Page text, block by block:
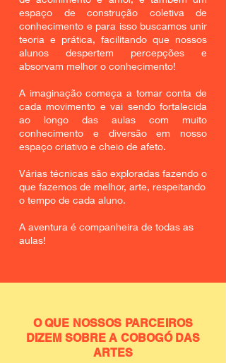
espaço de construção coletiva de
conhecimento e para isso buscamos unir
teoria e prática, facilitando que nossos
alunos despertem percepções e
absorvam melhor o conhecimento!
A imaginação começa a tomar conta de
cada movimento e vai sendo fortalecida
ao longo das aulas com muito
conhecimento e diversão em nosso
espaço criativo e cheio de afeto.
​Várias técnicas são exploradas fazendo o
que fazemos de melhor, arte, respeitando
o tempo de cada aluno.
A aventura é companheira de todas as
aulas!
O QUE NOSSOS PARCEIROS
DIZEM SOBRE A COBOGÓ DAS
ARTES